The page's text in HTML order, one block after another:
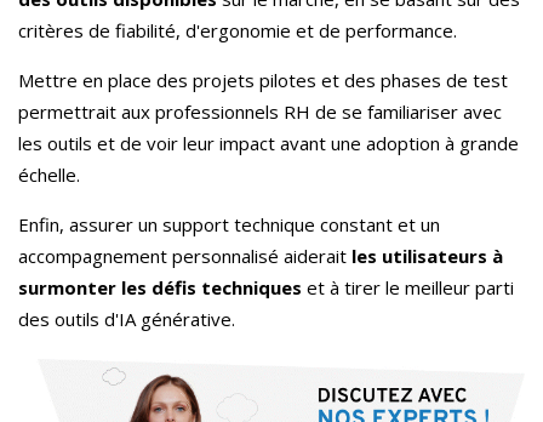
critères de fiabilité, d'ergonomie et de performance.
Mettre en place des projets pilotes et des phases de test
permettrait aux professionnels RH de se familiariser avec
les outils et de voir leur impact avant une adoption à grande
échelle.
Enfin, assurer un support technique constant et un
accompagnement personnalisé aiderait les utilisateurs à
surmonter les défis techniques et à tirer le meilleur parti
des outils d'IA générative.